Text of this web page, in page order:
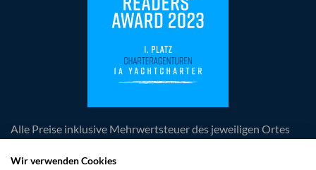
Alle Preise inklusive Mehrwertsteuer des jeweiligen Ortes
obligatorischer Kosten. Die Angebote und Rabatte sind
Wir verwenden Cookies